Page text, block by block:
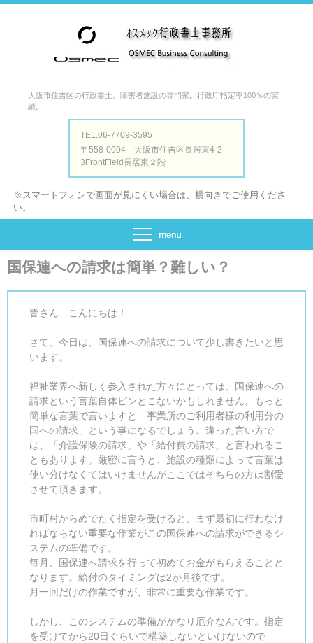
大阪市住吉区の行政書士。障害者施設の専門家。行政庁指定率100％の実
績。
TEL.06-7709-3595
〒558-0004 大阪市住吉区長居東4-2-
3FrontField長居東２階
※スマートフォンで画面が見にくい場合は、横向きでご使用くださ
い。
国保連への請求は簡単？難しい？
皆さん、こんにちは！
さて、今日は、国保連への請求について少し書きたいと思
います。
福祉業界へ新しく参入された方々にとっては、国保連への
請求という言葉自体ピンとこないかもしれません。もっと
簡単な言葉で言いますと「事業所のご利用者様の利用分の
国への請求」という事になるでしょう。違った言い方で
は、「介護保険の請求」や「給付費の請求」と言われるこ
ともあります。厳密に言うと、施設の種類によって言葉は
使い分けなくてはいけませんがここではそちらの方は割愛
させて頂きます。
市町村からめでたく指定を受けると、まず最初に行わなけ
ればならない重要な作業がこの国保連への請求ができるシ
ステムの準備です。
毎月、国保連へ請求を行って初めてお金がもらえることと
なります。給付のタイミングは2か月後です。
月一回だけの作業ですが、非常に重要な作業です。
しかし、このシステムの準備がかなり厄介なんです。指定
を受けてから20日ぐらいで構築しないといけないので